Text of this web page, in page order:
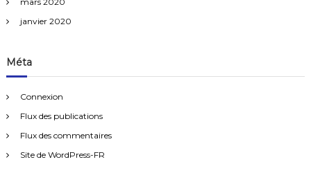
janvier 2020
Méta
Connexion
Flux des publications
Flux des commentaires
Site de WordPress-FR